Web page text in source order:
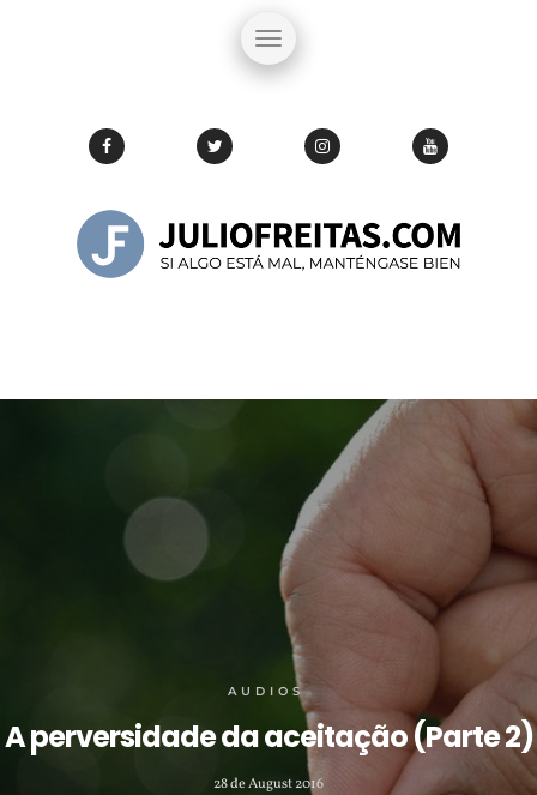
AUDIOS
A perversidade da aceitação (Parte 2)
28 de August 2016